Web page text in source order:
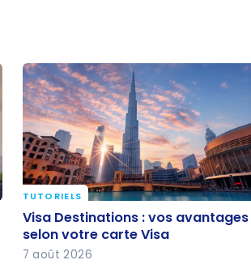
Visa Destinations : vos avantages
selon votre carte Visa
TUTORIELS
Visa Destinations : vos avantages
selon votre carte Visa
7 août 2026